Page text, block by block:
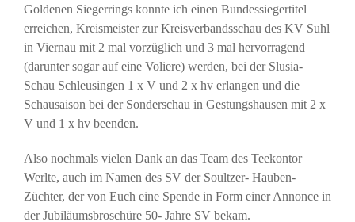
Goldenen Siegerrings konnte ich einen Bundessiegertitel
erreichen, Kreismeister zur Kreisverbandsschau des KV Suhl
in Viernau mit 2 mal vorzüglich und 3 mal hervorragend
(darunter sogar auf eine Voliere) werden, bei der Slusia-
Schau Schleusingen 1 x V und 2 x hv erlangen und die
Schausaison bei der Sonderschau in Gestungshausen mit 2 x
V und 1 x hv beenden.
Also nochmals vielen Dank an das Team des Teekontor
Werlte, auch im Namen des SV der Soultzer- Hauben-
Züchter, der von Euch eine Spende in Form einer Annonce in
der Jubiläumsbroschüre 50- Jahre SV bekam.